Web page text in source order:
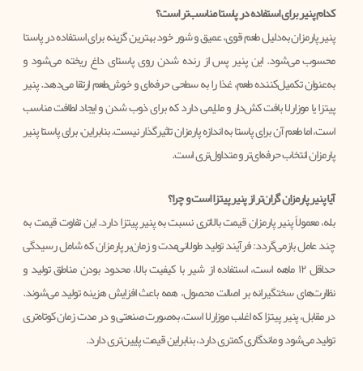
کدام پنیر برای استفاده در پاستا مناسب‌تر است؟
پنیر پارمزان به‌دلیل طعم قوی، عمیق و شور خود بهترین گزینه برای استفاده در پاستا
محسوب می‌شود. این پنیر پس از رنده شدن روی پاستای داغ ریخته می‌شود و
به‌عنوان تکمیل‌کننده طعم، غذا را به سطحی حرفه‌ای و خوش‌طعم ارتقا می‌دهد. پنیر
پیتزا یا موزارلا بافت کش‌دار و ملایمی دارد که برای ذوب شدن و ایجاد لطافت مناسب
است، اما طعم آن برای پاستا به اندازه پارمزان تاثیرگذار نیست. بنابراین، برای پاستا پنیر
پارمزان انتخاب حرفه‌ای‌تر و متداول‌تری است.
آیا پنیر پارمزان گران‌تر از پنیر پیتزا است و چرا؟
بله، معمولاً پنیر پارمزان قیمت بالاتری نسبت به پنیر پیتزا دارد. این تفاوت قیمت به
چند عامل بازمی‌گردد: فرآیند تولید طولانی‌مدت و زمان‌بر پارمزان که شامل رسیدگی
حداقل ۱۲ ماهه است، استفاده از شیر با کیفیت بالا، محدود بودن مناطق تولید و
نظارت‌های سختگیرانه بر اصالت محصول، همه باعث افزایش هزینه تولید می‌شوند.
در مقابل، پنیر پیتزا که اغلب موزارلا است، به‌صورت صنعتی و در مدت زمان کوتاه‌تری
تولید می‌شود و ماندگاری کمتری دارد، بنابراین قیمت پایین‌تری دارد.